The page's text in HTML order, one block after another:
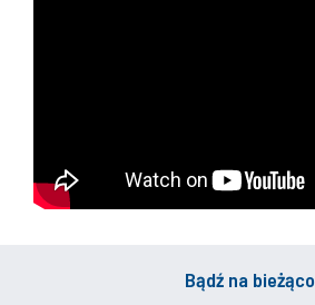
Bądź na bieżąco